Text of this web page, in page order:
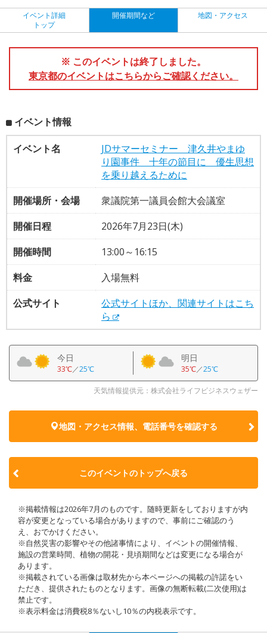
イベント詳細
トップ
開催期間など 地図・アクセス
※ このイベントは終了しました。
東京都のイベントはこちらからご確認ください。
イベント情報
イベント名
JDサマーセミナー 津久井やまゆ
り園事件 十年の節目に 優生思想
を乗り越えるために
開催場所・会場
衆議院第一議員会館大会議室
開催日程
2026年7月23日(木)
開催時間
13:00～16:15
料金
入場無料
公式サイト
公式サイトほか、関連サイトはこち
ら
今日
33℃／25℃
明日
35℃／25℃
天気情報提供元：株式会社ライフビジネスウェザー
地図・アクセス情報、電話番号を確認する
このイベントのトップへ戻る
※掲載情報は2026年7月のものです。随時更新をしておりますが内
容が変更となっている場合がありますので、事前にご確認のう
え、おでかけください。
※自然災害の影響やその他諸事情により、イベントの開催情報、
施設の営業時間、植物の開花・見頃期間などは変更になる場合が
あります。
※掲載されている画像は取材先から本ページへの掲載の許諾をい
ただき、提供されたものとなります。画像の無断転載(二次使用)は
禁止です。
※表示料金は消費税8％ないし10％の内税表示です。